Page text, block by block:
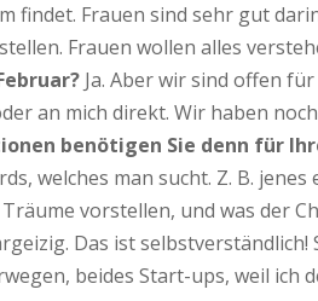
Frauen sind sehr gut
Frauen wollen alles
Ja. Aber wir sind offen
an mich direkt. Wir haben
benötigen Sie denn für
welches man sucht. Z. B.
vorstellen, und was der
Das ist selbstverständlich!
beides Start-ups, weil ich